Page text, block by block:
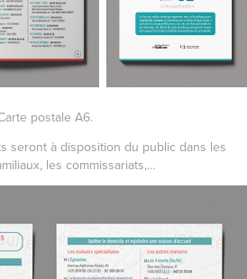
postale A6.
seront à disposition du public dans les
les commissariats,…